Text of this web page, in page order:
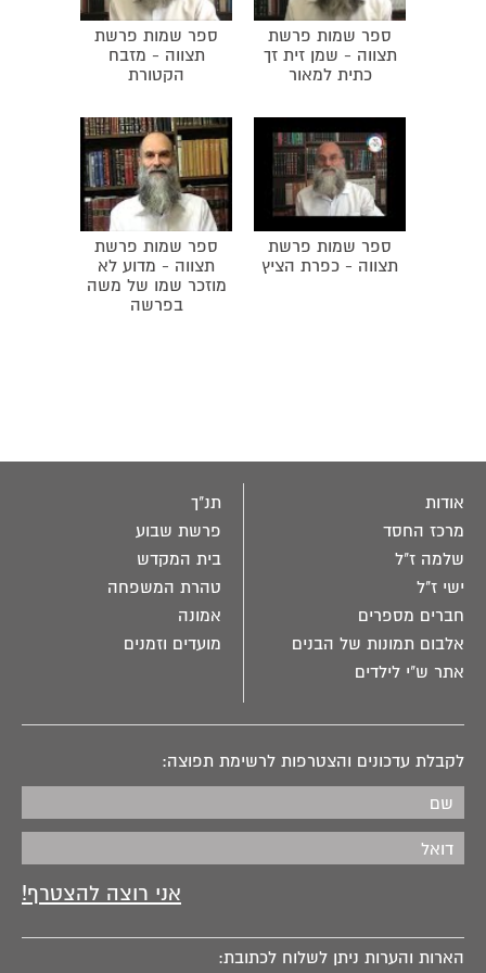
ספר שמות פרשת
תצווה - שמן זית זך
כתית למאור
ספר שמות פרשת
תצווה - מזבח
הקטורת
ספר שמות פרשת
תצווה - כפרת הציץ
ספר שמות פרשת
תצווה - מדוע לא
מוזכר שמו של משה
בפרשה
אודות
מרכז החסד
שלמה ז"ל
ישי ז"ל
חברים מספרים
אלבום תמונות של הבנים
אתר ש"י לילדים
תנ"ך
פרשת שבוע
בית המקדש
טהרת המשפחה
אמונה
מועדים וזמנים
לקבלת עדכונים והצטרפות לרשימת תפוצה:
הארות והערות ניתן לשלוח לכתובת: